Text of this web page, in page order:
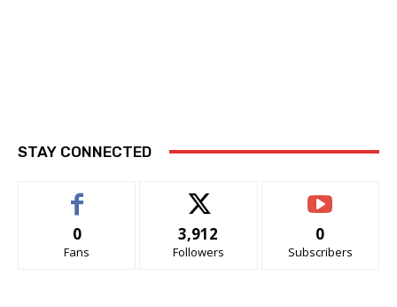
STAY CONNECTED
0
Fans
3,912
Followers
0
Subscribers